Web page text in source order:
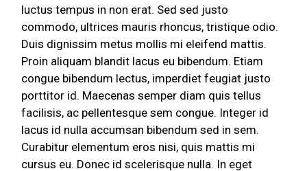
luctus tempus in non erat. Sed sed justo
commodo, ultrices mauris rhoncus, tristique odio.
Duis dignissim metus mollis mi eleifend mattis.
Proin aliquam blandit lacus eu bibendum. Etiam
congue bibendum lectus, imperdiet feugiat justo
porttitor id. Maecenas semper diam quis tellus
facilisis, ac pellentesque sem congue. Integer id
lacus id nulla accumsan bibendum sed in sem.
Curabitur elementum eros nisi, quis mattis mi
cursus eu. Donec id scelerisque nulla. In eget